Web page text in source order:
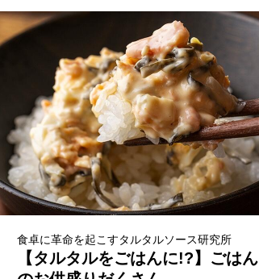
食卓に革命を起こすタルタルソース研究所
【タルタルをごはんに!?】ごはん